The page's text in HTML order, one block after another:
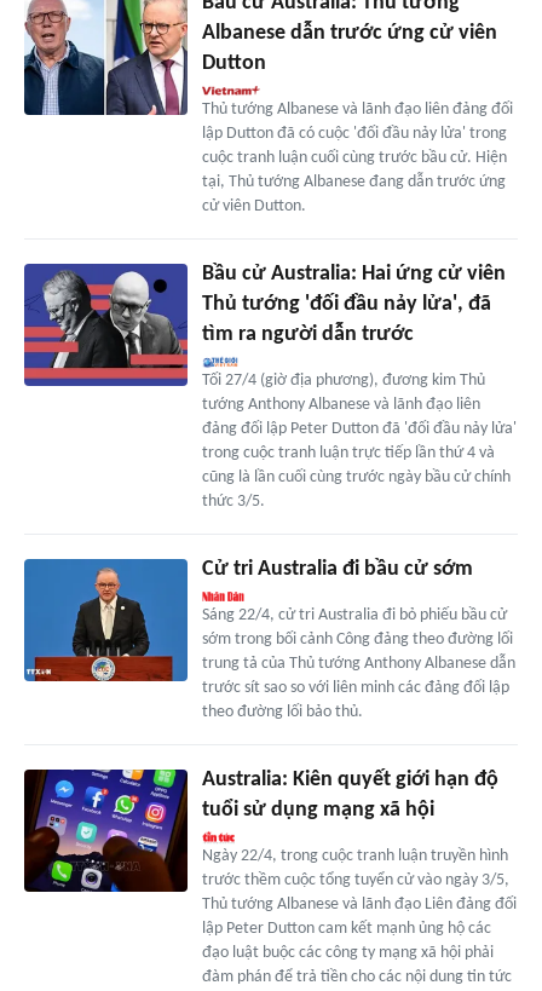
Albanese dẫn trước ứng cử viên
Dutton
Thủ tướng Albanese và lãnh đạo liên đảng đối
lập Dutton đã có cuộc 'đối đầu nảy lửa' trong
cuộc tranh luận cuối cùng trước bầu cử. Hiện
tại, Thủ tướng Albanese đang dẫn trước ứng
cử viên Dutton.
Bầu cử Australia: Hai ứng cử viên
Thủ tướng 'đối đầu nảy lửa', đã
tìm ra người dẫn trước
Tối 27/4 (giờ địa phương), đương kim Thủ
tướng Anthony Albanese và lãnh đạo liên
đảng đối lập Peter Dutton đã 'đối đầu nảy lửa'
trong cuộc tranh luận trực tiếp lần thứ 4 và
cũng là lần cuối cùng trước ngày bầu cử chính
thức 3/5.
Cử tri Australia đi bầu cử sớm
Sáng 22/4, cử tri Australia đi bỏ phiếu bầu cử
sớm trong bối cảnh Công đảng theo đường lối
trung tả của Thủ tướng Anthony Albanese dẫn
trước sít sao so với liên minh các đảng đối lập
theo đường lối bảo thủ.
Australia: Kiên quyết giới hạn độ
tuổi sử dụng mạng xã hội
Ngày 22/4, trong cuộc tranh luận truyền hình
trước thềm cuộc tổng tuyển cử vào ngày 3/5,
Thủ tướng Albanese và lãnh đạo Liên đảng đối
lập Peter Dutton cam kết mạnh ủng hộ các
đạo luật buộc các công ty mạng xã hội phải
đàm phán để trả tiền cho các nội dung tin tức